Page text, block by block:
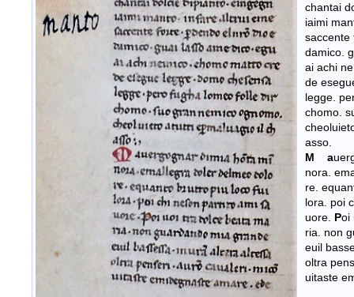
chantai
iaimi
damico.
ai achi
de
legge.
chomo.
asso.
M a
nora.
re.
lora. poi
uore. Poi
ria. non
euil
oltra
uitaste